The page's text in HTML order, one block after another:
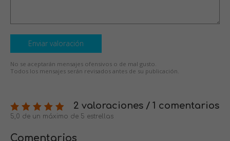
Enviar valoración
No se aceptarán mensajes ofensivos o de mal gusto.
Todos los mensajes serán revisados antes de su publicación.
2 valoraciones / 1 comentarios
5,0 de un máximo de 5 estrellas
Comentarios